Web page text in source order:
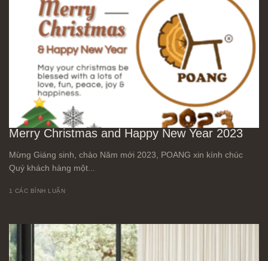
Merry Christmas and Happy New Year 2023
Mừng Giáng sinh, chào Năm mới 2023, POANG xin kính chúc
Quý khách hàng một...
1 CÁC BÌNH LUẬN